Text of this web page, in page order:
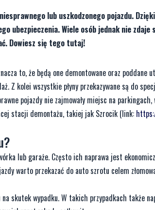
lub uszkodzonego pojazdu.
ubezpieczenia. Wiele osób jednak nie
Dowiesz się tego tutaj!
to, że będą one demontowane oraz poddane
Z kolei wszystkie płyny przekazywane są do
pojazdy nie zajmowały miejsc na
stacji demontażu, takiej jak Szrocik (link:
lub garaże. Często ich naprawa jest
warto przekazać do auto szrotu celem
skutek wypadku. W takich przypadkach także